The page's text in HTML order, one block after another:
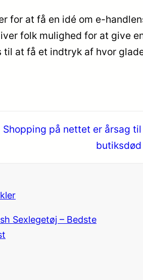
for at få en idé om e-
folk mulighed for at give
at få et indtryk af hvor
Shopping på nettet er årsag til
butiksdød
Sexlegetøj – Bedste